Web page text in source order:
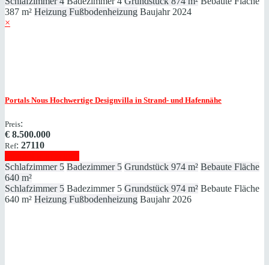
387 m² Heizung Fußbodenheizung Baujahr 2024
×
Portals Nous Hochwertige Designvilla in Strand- und Hafennähe
Preis:
€ 8.500.000
Ref: 27110
Schlafzimmer 5 Badezimmer 5 Grundstück 974 m² Bebaute Fläche
640 m²
Schlafzimmer 5 Badezimmer 5 Grundstück 974 m² Bebaute Fläche
640 m² Heizung Fußbodenheizung Baujahr 2026